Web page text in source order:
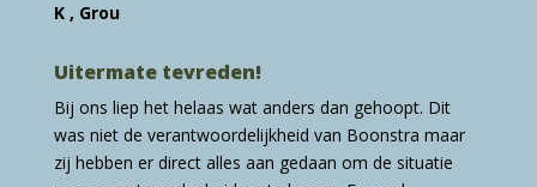
K , Grou
Uitermate tevreden!
Bij ons liep het helaas wat anders dan gehoopt. Dit
was niet de verantwoordelijkheid van Boonstra maar
zij hebben er direct alles aan gedaan om de situatie